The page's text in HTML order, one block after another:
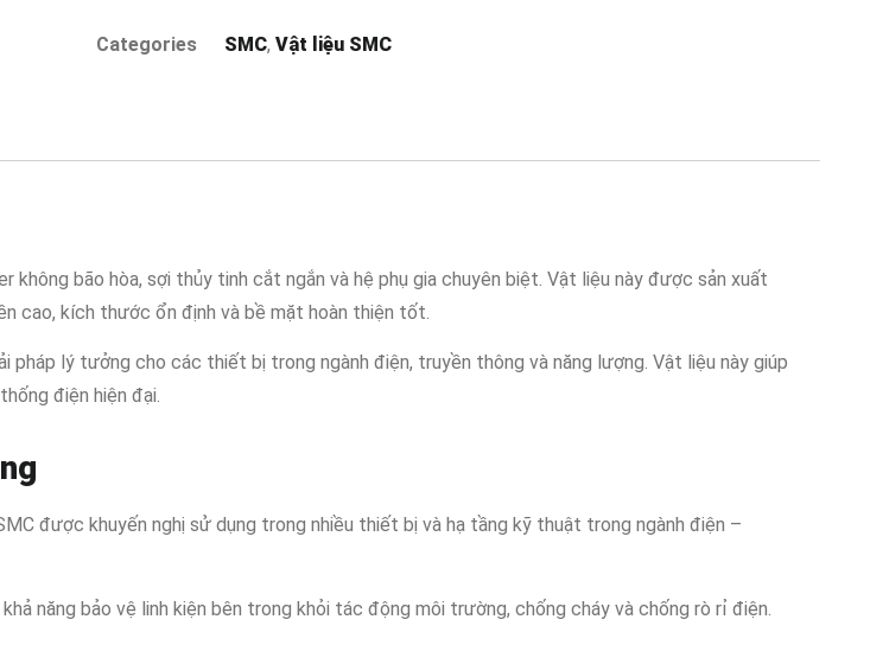
Categories SMC, Vật liệu SMC
bão hòa, sợi thủy tinh cắt ngắn và hệ phụ gia chuyên biệt. Vật liệu này được sản xuất
cao, kích thước ổn định và bề mặt hoàn thiện tốt.
lý tưởng cho các thiết bị trong ngành điện, truyền thông và năng lượng. Vật liệu này giúp
điện hiện đại.
được khuyến nghị sử dụng trong nhiều thiết bị và hạ tầng kỹ thuật trong ngành điện –
năng bảo vệ linh kiện bên trong khỏi tác động môi trường, chống cháy và chống rò rỉ điện.